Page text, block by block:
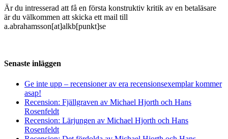
Är du intresserad att få en första konstruktiv kritik av en betaläsare
är du välkommen att skicka ett mail till
a.abrahamsson[at]alkb[punkt]se
Senaste inläggen
Ge inte upp – recensioner av era recensionsexemplar kommer
asap!
Recension: Fjällgraven av Michael Hjorth och Hans
Rosenfeldt
Recension: Lärjungen av Michael Hjorth och Hans
Rosenfeldt